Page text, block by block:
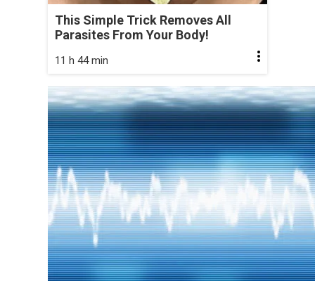
This Simple Trick Removes All
Parasites From Your Body!
11 h 44 min